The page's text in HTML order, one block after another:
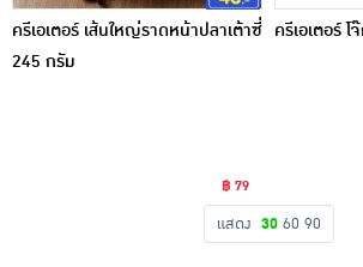
ครีเอเตอร์ เส้นใหญ่ราดหน้าปลาเต้าซี่
245 กรัม
฿ 79
ครีเอเตอร์
แสดง 30 60 90